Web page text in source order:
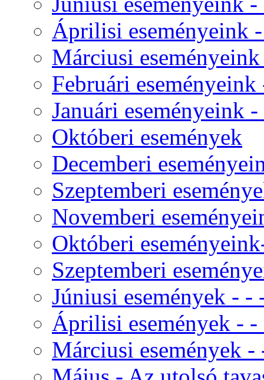
Áprilisi eseményeink
Márciusi
Februári
Januári eseményeink
Októberi események
Decemberi
Szeptemberi
Novemberi
Októberi
Szeptemberi
Júniusi események -
Áprilisi események -
Márciusi események